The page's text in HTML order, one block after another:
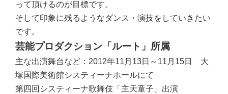
って頂けるのが目標です。
そして印象に残るようなダンス・演技をしていきたい
です。
芸能プロダクション「ルート」所属
主な出演舞台など： 2012年11月13日～11月15日 大
塚国際美術館システィーナホールにて
第四回システィーナ歌舞伎「主天童子」出演